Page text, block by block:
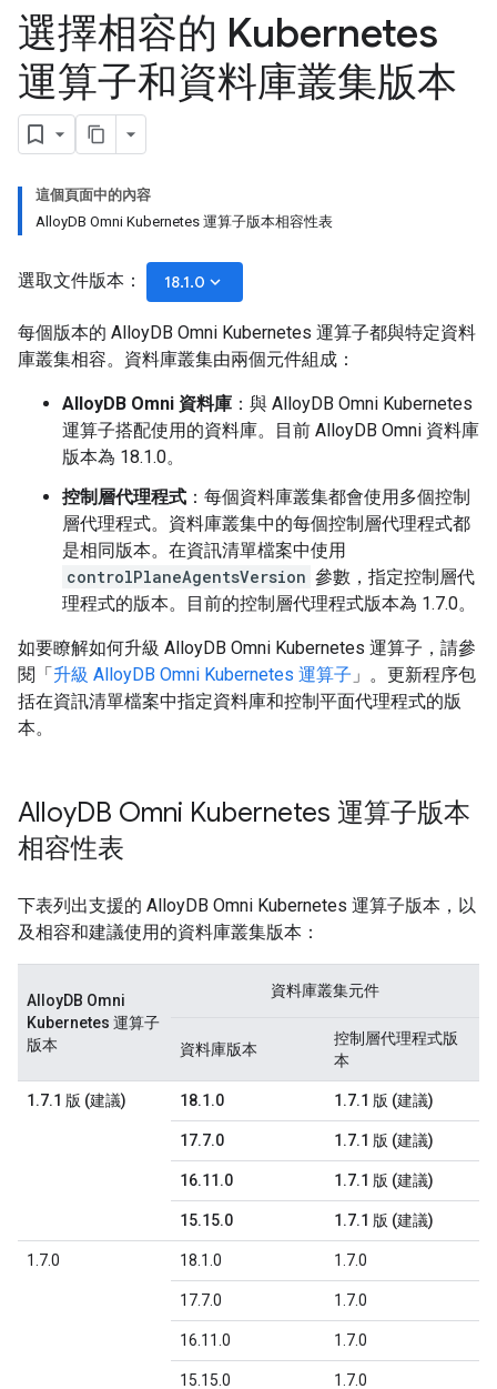
選擇相容的 Kubernetes
運算子和資料庫叢集版本
這個頁面中的內容
AlloyDB Omni Kubernetes 運算子版本相容性表
選取文件版本： 18.1.0 keyboard_arrow_down
每個版本的 AlloyDB Omni Kubernetes 運算子都與特定資料
庫叢集相容。資料庫叢集由兩個元件組成：
AlloyDB Omni 資料庫 ：與 AlloyDB Omni Kubernetes
運算子搭配使用的資料庫。目前 AlloyDB Omni 資料庫
版本為 18.1.0。
控制層代理程式 ：每個資料庫叢集都會使用多個控制
層代理程式。資料庫叢集中的每個控制層代理程式都
是相同版本。在資訊清單檔案中使用
controlPlaneAgentsVersion 參數，指定控制層代
理程式的版本。目前的控制層代理程式版本為 1.7.0。
如要瞭解如何升級 AlloyDB Omni Kubernetes 運算子，請參
閱「升級 AlloyDB Omni Kubernetes 運算子 」。更新程序包
括在資訊清單檔案中指定資料庫和控制平面代理程式的版
本。
AlloyDB Omni Kubernetes 運算子版本
相容性表
下表列出支援的 AlloyDB Omni Kubernetes 運算子版本，以
及相容和建議使用的資料庫叢集版本：
AlloyDB Omni
Kubernetes 運算子
版本
資料庫叢集元件
資料庫版本
控制層代理程式版
本
1.7.1 版 (建議) 18.1.0 1.7.1 版 (建議)
17.7.0 1.7.1 版 (建議)
16.11.0 1.7.1 版 (建議)
15.15.0 1.7.1 版 (建議)
1.7.0 18.1.0 1.7.0
17.7.0 1.7.0
16.11.0 1.7.0
15.15.0 1.7.0